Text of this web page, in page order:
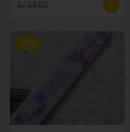
S/ 69.00
-29%